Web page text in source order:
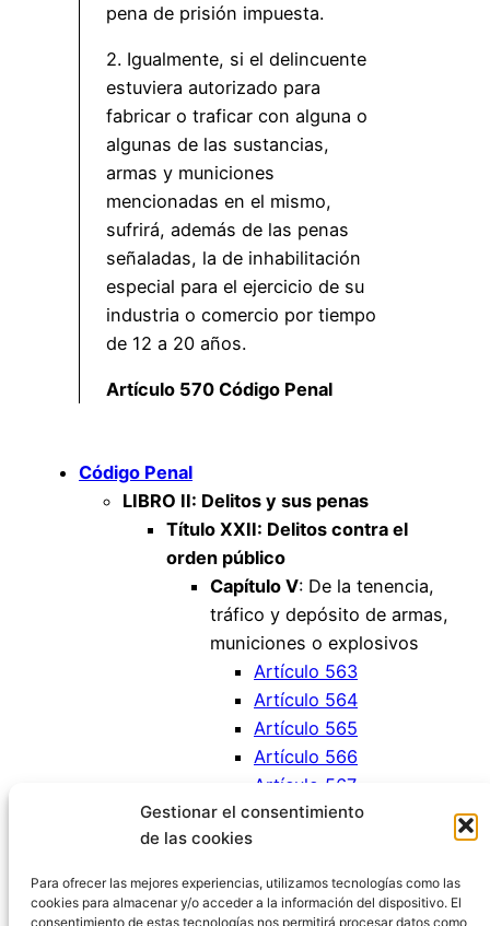
Gestionar el consentimiento
de las cookies
Para ofrecer las mejores experiencias, utilizamos tecnologías como las
cookies para almacenar y/o acceder a la información del dispositivo. El
consentimiento de estas tecnologías nos permitirá procesar datos como
pena de prisión impuesta.
2. Igualmente, si el delincuente
estuviera autorizado para
fabricar o traficar con alguna o
algunas de las sustancias,
armas y municiones
mencionadas en el mismo,
sufrirá, además de las penas
señaladas, la de inhabilitación
especial para el ejercicio de su
industria o comercio por tiempo
de 12 a 20 años.
Artículo 570 Código Penal
Código Penal
LIBRO II: Delitos y sus penas
Título XXII: Delitos contra el
orden público
Capítulo V: De la tenencia,
tráfico y depósito de armas,
municiones o explosivos
Artículo 563
Artículo 564
Artículo 565
Artículo 566
Artículo 567
Artículo 568